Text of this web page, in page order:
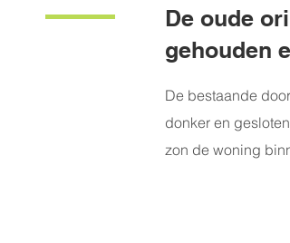
De oude
gehouden
De bestaande
donker en
zon de woning